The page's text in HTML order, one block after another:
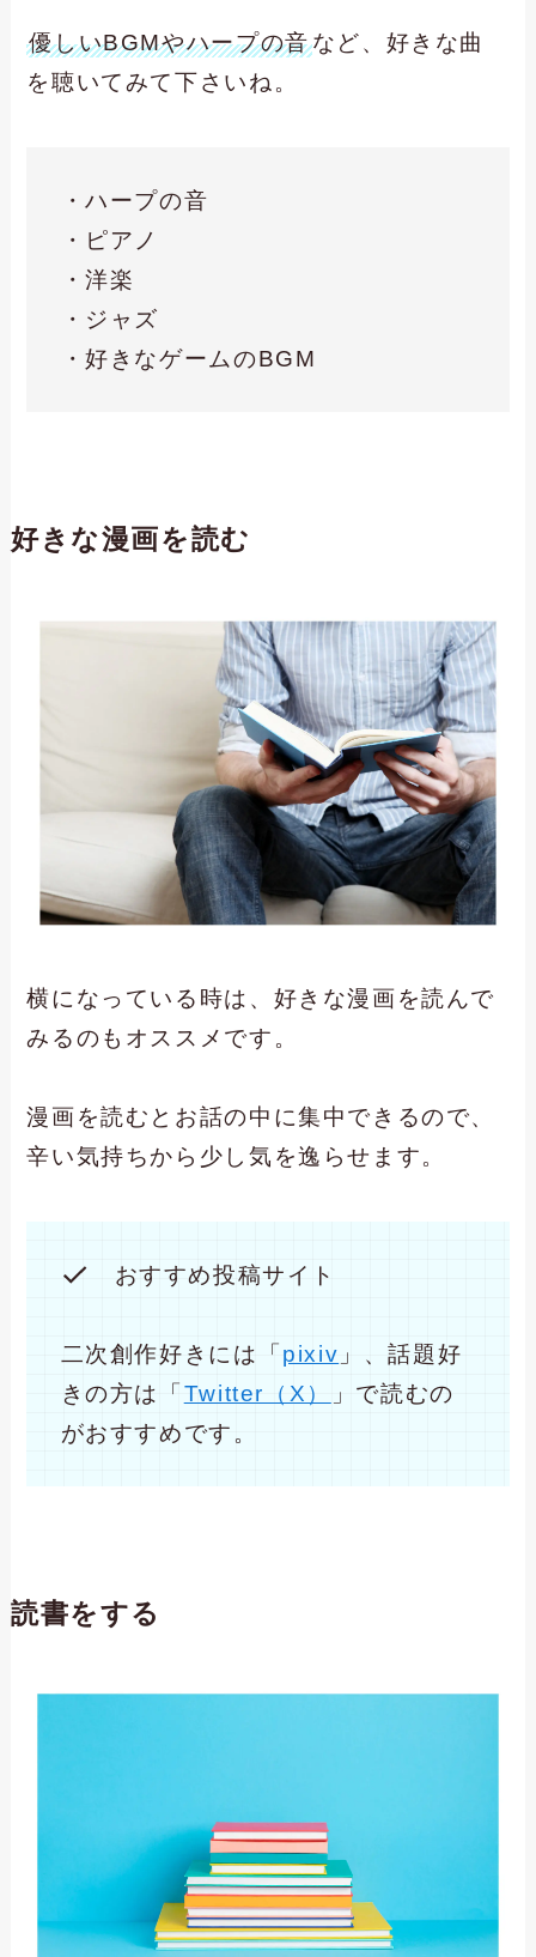
優しいBGMやハープの音など、好きな曲
を聴いてみて下さいね。
・ハープの音
・ピアノ
・洋楽
・ジャズ
・好きなゲームのBGM
好きな漫画を読む
横になっている時は、好きな漫画を読んで
みるのもオススメです。
漫画を読むとお話の中に集中できるので、
辛い気持ちから少し気を逸らせます。
おすすめ投稿サイト
二次創作好きには「 pixiv 」、話題好
きの方は「 Twitter（X）
」で読むの
がおすすめです。
読書をする